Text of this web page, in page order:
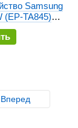
Samsung
(EP-TA845)
Вперед